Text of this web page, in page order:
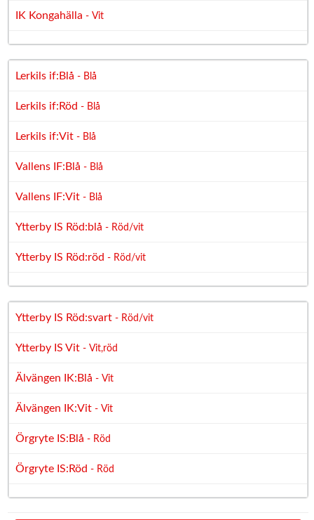
IK Kongahälla - Vit
Lerkils if:Blå - Blå
Lerkils if:Röd - Blå
Lerkils if:Vit - Blå
Vallens IF:Blå - Blå
Vallens IF:Vit - Blå
Ytterby IS Röd:blå - Röd/vit
Ytterby IS Röd:röd - Röd/vit
Ytterby IS Röd:svart - Röd/vit
Ytterby IS Vit - Vit,röd
Älvängen IK:Blå - Vit
Älvängen IK:Vit - Vit
Örgryte IS:Blå - Röd
Örgryte IS:Röd - Röd